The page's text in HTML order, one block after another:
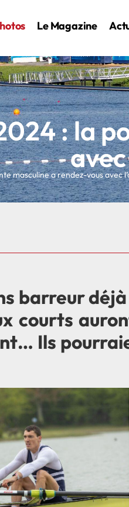
Le Magazine
: la
masculine a rendez-vous avec
barreur
courts
Ils